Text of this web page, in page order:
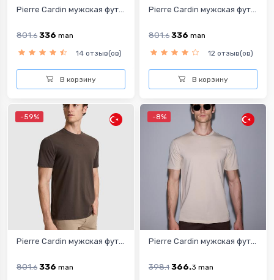
Pierre Cardin мужская фут...
801.6 336 man
14 отзыв(ов)
В корзину
Pierre Cardin мужская фут...
801.6 336 man
12 отзыв(ов)
В корзину
-59%
Pierre Cardin мужская фут...
801.6 336 man
-8%
Pierre Cardin мужская фут...
398.1 366.3 man